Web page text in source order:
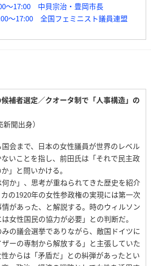
～17:00 中貝宗治・豊岡市長
～17:00 全国フェミニスト議員連盟
補者選定／クオータ制で「人事構造」の
聞出身）
会まで、日本の女性議員が世界のレベル
いことを指し、前田氏は「それで民主政
」と問いかける。
か」、思考が重ねられてきた歴史を紹介
の1920年の女性参政権の実現には第一次
があった、と解説する。時のウィルソン
女性国民の協力が必要」との判断だ。
の議会選挙でありながら、敵国ドイツに
ーの専制から解放する」と主張していた
からは「矛盾だ」との糾弾があったとい